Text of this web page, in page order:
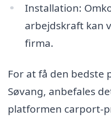
Installation:
arbejdskraft kan
firma.
For at få den bedste
Søvang, anbefales
platformen carport-